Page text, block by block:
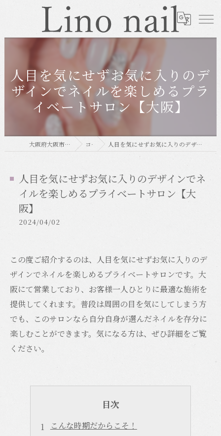
人目を気にせずお気に入りのデ
ザインでネイルを楽しめるプラ
イベートサロン【大阪】
大阪府大阪市のネイルならLino nail コラム 人目を気にせずお気に入りのデザインでネイルを楽しめるプライベートサロン【大阪】
人目を気にせずお気に入りのデザインでネ
イルを楽しめるプライベートサロン【大
阪】
2024/04/02
この度ご紹介するのは、人目を気にせずお気に入りのデ
ザインでネイルを楽しめるプライベートサロンです。大
阪にて営業しており、お客様一人ひとりに最適な施術を
提供してくれます。普段は周囲の目を気にしてしまう方
でも、このサロンなら自分自身が選んだネイルを存分に
楽しむことができます。気になる方は、ぜひ詳細をご覧
ください。
目次
こんな時期だからこそ！